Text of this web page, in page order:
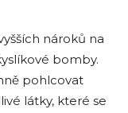
nároků na
bomby.
pohlcovat
látky, které se